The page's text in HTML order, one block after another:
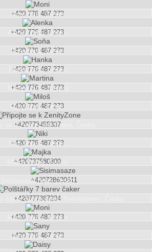
Moni Brno, Česko
+420 776 487 273
Alenka Brno, Česko
+420 776 487 273
Soňa Brno, Česko
+420 776 487 273
Hanka Brno, Česko
+420 776 487 273
Martina Brno, Česko
+420 776 487 273
Miloš Brno, Česko
+420 776 487 273
se k ZenityZone Praha, Česko
+420773455337
Niki Jihlava, Česko
+420 776 487 273
Majka Praha, Česko
+420737580300
Sisimasaze Brno, Česko
+420728630611
čaker Bystřice nad Pernštejnem, Česko
+420777367234
Moni Jihlava, Česko
+420 776 487 273
Sany Brno, Česko
+420 776 487 273